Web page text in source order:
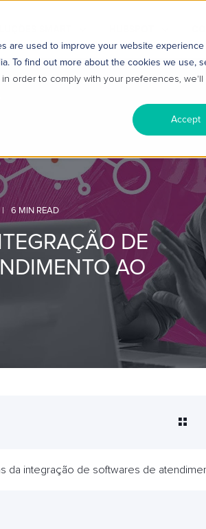
are used to improve your website
To find out more about the cookies we use,
order to comply with your preferences,
Accept
6 MIN READ
DE
AO
da integração de softwares de